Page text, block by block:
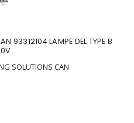
93312104 LAMPE DEL TYPE B
SOLUTIONS CAN